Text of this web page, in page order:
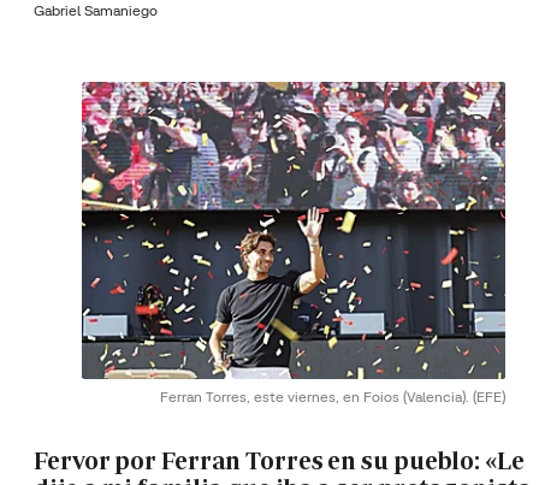
Gabriel Samaniego
Ferran Torres, este viernes, en Foios (Valencia). (EFE)
Fervor por Ferran Torres en su pueblo: «Le